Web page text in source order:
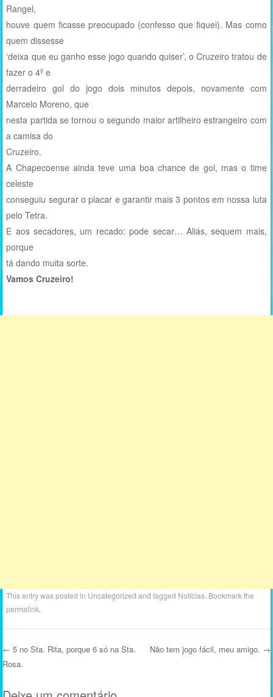
Rangel,
houve quem ficasse preocupado (confesso que fiquei). Mas como
quem dissesse
‘deixa que eu ganho esse jogo quando quiser’, o Cruzeiro tratou de
fazer o 4º e
derradeiro gol do jogo dois minutos depois, novamente com
Marcelo Moreno, que
nesta partida se tornou o segundo maior artilheiro estrangeiro com
a camisa do
Cruzeiro.
A Chapecoense ainda teve uma boa chance de gol, mas o time
celeste
conseguiu segurar o placar e garantir mais 3 pontos em nossa luta
pelo Tetra.
E aos secadores, um recado: pode secar… Aliás, sequem mais,
porque
tá dando muita sorte.
Vamos Cruzeiro!
This entry was posted in Uncategorized and tagged Notícias. Bookmark the
permalink.
Post navigation
← 5 no Sta. Rita, porque 6 só na Sta.
Rosa.
Não tem jogo fácil, meu amigo. →